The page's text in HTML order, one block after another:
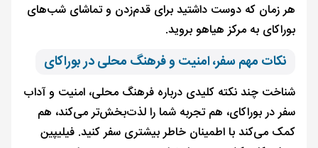
هر زمان که دوست داشتید برای قدم‌زدن و تماشای شب‌های
بوراکای به مرکز هیاهو بروید.
نکات مهم سفر، امنیت و فرهنگ محلی در بوراکای
شناخت چند نکته کلیدی درباره فرهنگ محلی، امنیت و آداب
سفر در بوراکای، هم تجربه شما را لذت‌بخش‌تر می‌کند، هم
کمک می‌کند با اطمینان خاطر بیشتری سفر کنید. فیلیپین